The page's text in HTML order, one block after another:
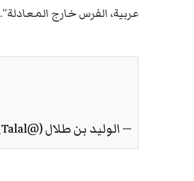
عربية، الفرس خارج المعادلة”.
— الوليد بن طلال (@Alwaleed_Talal)